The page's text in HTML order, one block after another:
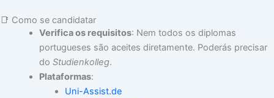
📑 Como se candidatar
Verifica os requisitos: Nem todos os diplomas
portugueses são aceites diretamente. Poderás precisar
do Studienkolleg.
Plataformas:
Uni-Assist.de